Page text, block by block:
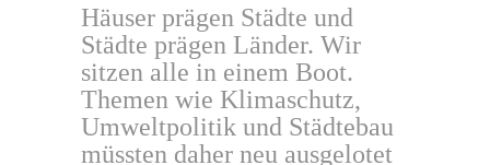
Häuser prägen Städte und
Städte prägen Länder. Wir
sitzen alle in einem Boot.
Themen wie Klimaschutz,
Umweltpolitik und Städtebau
müssten daher neu ausgelotet